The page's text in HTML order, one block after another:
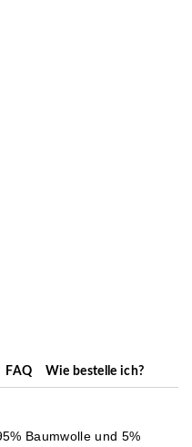
FAQ Wie bestelle ich?
Baumwolle und 5%